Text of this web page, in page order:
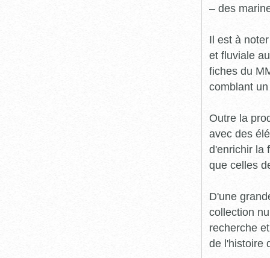
– des
Il est à
et fluviale
fiches du
comblant
Outre la
avec des
d'enrichir la
que celles
D'une
collection
recherche
de l'histoire